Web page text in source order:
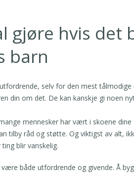
gjøre hvis det
barn
selv for den mest
din om det. De kan kanskje gi noen
mennesker har vært i skoene
tilby råd og støtte. Og viktigst av alt,
blir vanskelig.
både utfordrende og givende. Å